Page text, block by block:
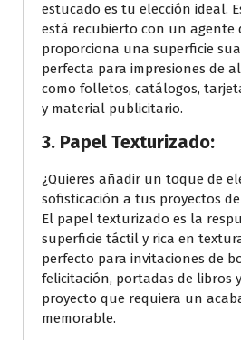
estucado es tu elección ideal.
está recubierto con un agente
proporciona una superficie
perfecta para impresiones de
como folletos, catálogos,
y material publicitario.
3. Papel Texturizado:
¿Quieres añadir un toque de
sofisticación a tus proyectos
El papel texturizado es la
superficie táctil y rica en
perfecto para invitaciones de
felicitación, portadas de libros
proyecto que requiera un
memorable.